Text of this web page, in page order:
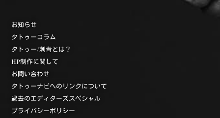
お知らせ
タトゥーコラム
タトゥー/刺青とは？
HP制作に関して
お問い合わせ
タトゥーナビへのリンクについて
過去のエディターズスペシャル
プライバシーポリシー